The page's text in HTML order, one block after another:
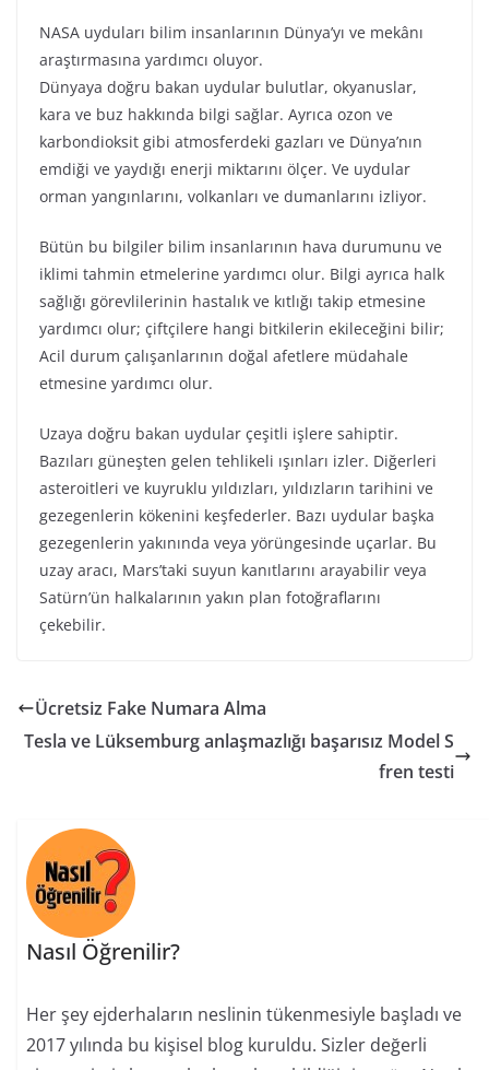
NASA uyduları bilim insanlarının Dünya’yı ve mekânı
araştırmasına yardımcı oluyor.
Dünyaya doğru bakan uydular bulutlar, okyanuslar,
kara ve buz hakkında bilgi sağlar. Ayrıca ozon ve
karbondioksit gibi atmosferdeki gazları ve Dünya’nın
emdiği ve yaydığı enerji miktarını ölçer. Ve uydular
orman yangınlarını, volkanları ve dumanlarını izliyor.
Bütün bu bilgiler bilim insanlarının hava durumunu ve
iklimi tahmin etmelerine yardımcı olur. Bilgi ayrıca halk
sağlığı görevlilerinin hastalık ve kıtlığı takip etmesine
yardımcı olur; çiftçilere hangi bitkilerin ekileceğini bilir;
Acil durum çalışanlarının doğal afetlere müdahale
etmesine yardımcı olur.
Uzaya doğru bakan uydular çeşitli işlere sahiptir.
Bazıları güneşten gelen tehlikeli ışınları izler. Diğerleri
asteroitleri ve kuyruklu yıldızları, yıldızların tarihini ve
gezegenlerin kökenini keşfederler. Bazı uydular başka
gezegenlerin yakınında veya yörüngesinde uçarlar. Bu
uzay aracı, Mars’taki suyun kanıtlarını arayabilir veya
Satürn’ün halkalarının yakın plan fotoğraflarını
çekebilir.
Ücretsiz Fake Numara Alma
Tesla ve Lüksemburg anlaşmazlığı başarısız Model S
fren testi
Nasıl Öğrenilir?
Her şey ejderhaların neslinin tükenmesiyle başladı ve
2017 yılında bu kişisel blog kuruldu. Sizler değerli